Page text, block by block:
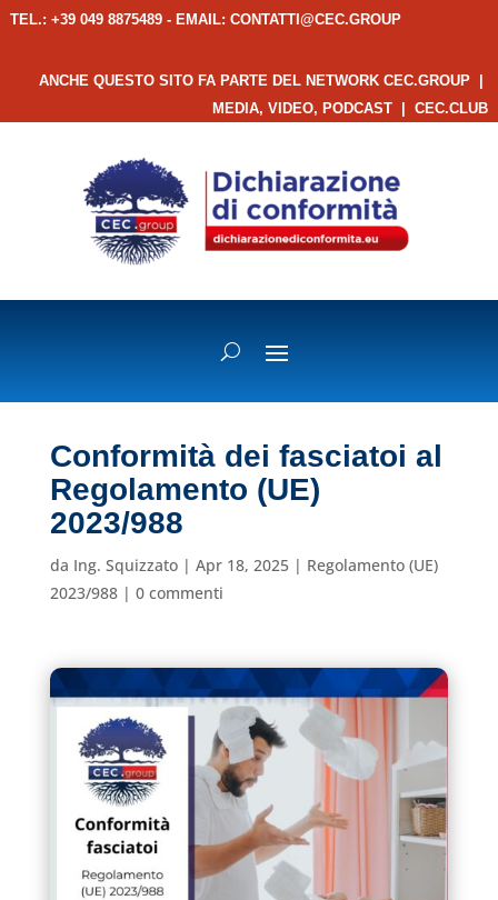
TEL.: +39 049 8875489 - EMAIL: CONTATTI@CEC.GROUP
ANCHE QUESTO SITO FA PARTE DEL NETWORK CEC.GROUP
MEDIA, VIDEO, PODCAST |CEC.CLUB
Conformità dei fasciatoi al
Regolamento (UE)
2023/988
da Ing. Squizzato| Apr 18, 2025| Regolamento (UE)
2023/988| 0 commenti